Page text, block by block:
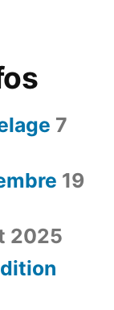
7
19
2025